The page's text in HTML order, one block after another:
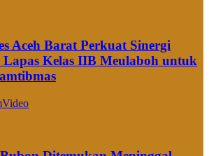
Aceh Barat Perkuat Sinergi
Lapas Kelas IIB Meulaboh untuk
Video